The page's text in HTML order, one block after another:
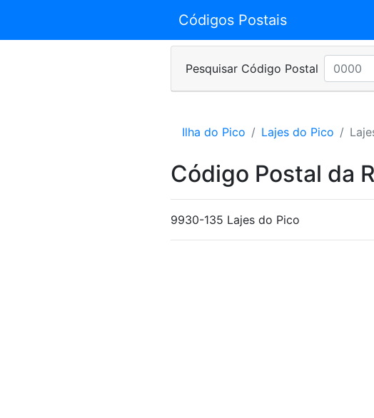
Códigos Postais
Pesquisar Código Postal
Ilha do Pico Lajes do Pico
Código Postal da
9930-135 Lajes do Pico